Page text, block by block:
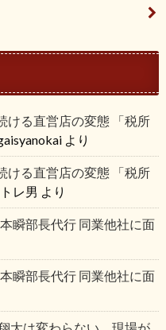
ける直営店の変態 「税所
より
ける直営店の変態 「税所
レ男 より
瞬部長代行 同業他社に面
瞬部長代行 同業他社に面